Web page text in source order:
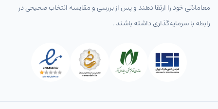
معاملاتی خود را ارتقا دهند و پس از بررسی و مقایسه انتخاب‌ صحیحی در
رابطه با سرمایه‌گذاری داشته باشند .